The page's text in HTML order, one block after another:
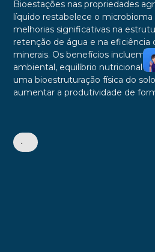
Bioestações nas propriedades
líquido restabelece o
melhorias significativas na
retenção de água e na eficiência
minerais. Os benefícios incluem
ambiental, equilíbrio nutricional e
uma bioestruturação física do
aumentar a produtividade de
•